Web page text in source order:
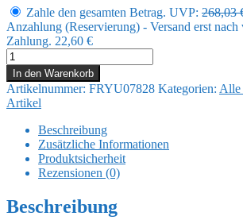
Zahle den gesamten Betrag. UVP: 268,03
Anzahlung (Reservierung) - Versand erst nach
Zahlung. 22,60 €
Original
Character
F:NEX
PVC
Statue
Shigure
Masterpiece
cm
Menge
In den Warenkorb
Artikelnummer: FRYU07828 Kategorien: Alle
Artikel
Beschreibung
Zusätzliche Informationen
Produktsicherheit
Rezensionen (0)
Beschreibung